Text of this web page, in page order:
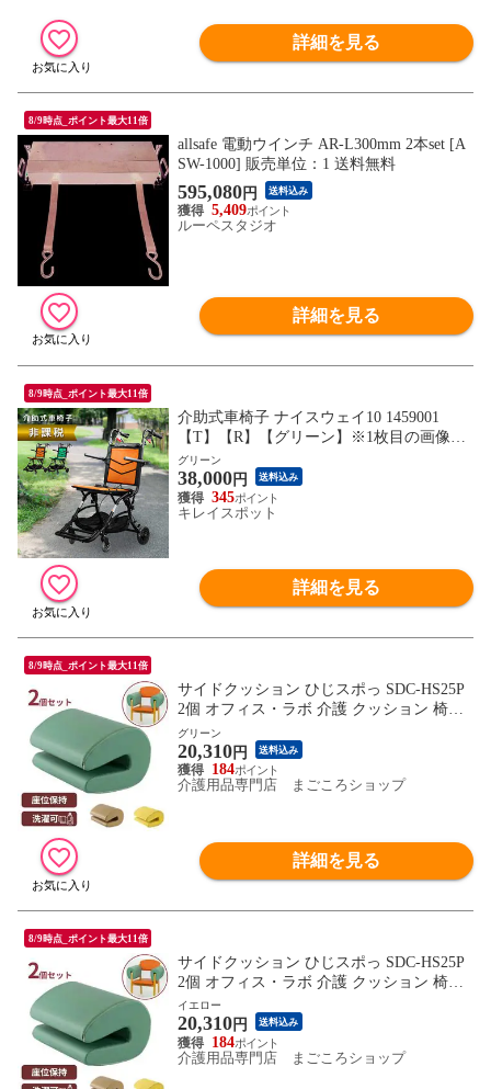
詳細を見る
8/9時点_ポイント最大11倍
allsafe 電動ウインチ AR-L300mm 2本set [A
SW-1000] 販売単位：1 送料無料
595,080円 送料込み
5,409
ルーペスタジオ
詳細を見る
8/9時点_ポイント最大11倍
介助式車椅子 ナイスウェイ10 1459001
【T】【R】【グリーン】※1枚目の画像は
代表イメージのため色・柄が異なる場合が
ございます。2枚目以降で色・柄をご確認
下さい。
グリーン
38,000円 送料込み
345
キレイスポット
詳細を見る
8/9時点_ポイント最大11倍
サイドクッション ひじスポっ SDC-HS25P
2個 オフィス・ラボ 介護 クッション 椅子
車いす 座位 サポート 施設関連用品 介護用
品 姿勢保持 座位姿勢 片麻痺 介護 ひじす
ぽ 車椅子用クッション 車いすクッション
ずり落ち 座位保持 介護施設 老人ホーム 傾
グリーン
20,310円 送料込み
184
介護用品専門店 まごころショップ
詳細を見る
8/9時点_ポイント最大11倍
サイドクッション ひじスポっ SDC-HS25P
2個 オフィス・ラボ 介護 クッション 椅子
車いす 座位 サポート 施設関連用品 介護用
品 姿勢保持 座位姿勢 片麻痺 介護 ひじす
ぽ 車椅子用クッション 車いすクッション
ずり落ち 座位保持 介護施設 老人ホーム 傾
イエロー
20,310円 送料込み
184
介護用品専門店 まごころショップ